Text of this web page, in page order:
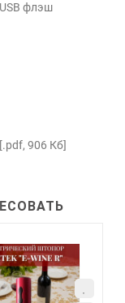
флэш
[.pdf, 906 Кб]